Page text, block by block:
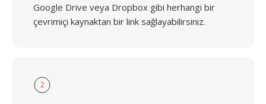
Google Drive veya Dropbox gibi herhangi bir
çevrimiçi kaynaktan bir link sağlayabilirsiniz.
2